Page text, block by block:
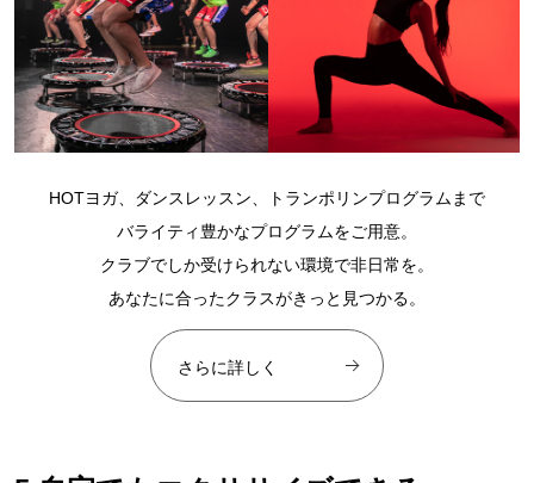
HOTヨガ、ダンスレッスン、トランポリンプログラムまで
バライティ豊かなプログラムをご用意。
クラブでしか受けられない環境で非日常を。
あなたに合ったクラスがきっと見つかる。
さらに詳しく